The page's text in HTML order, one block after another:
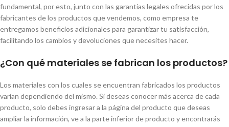
fundamental, por esto, junto con las garantías legales ofrecidas por los
fabricantes de los productos que vendemos, como empresa te
entregamos beneficios adicionales para garantizar tu satisfacción,
facilitando los cambios y devoluciones que necesites hacer.
¿Con qué materiales se fabrican los productos?
Los materiales con los cuales se encuentran fabricados los productos
varían dependiendo del mismo. Si deseas conocer más acerca de cada
producto, solo debes ingresar a la página del producto que deseas
ampliar la información, ve a la parte inferior de producto y encontrarás